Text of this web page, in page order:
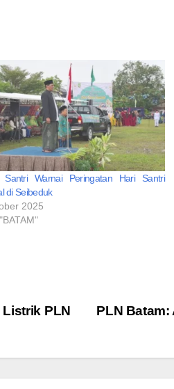
Santri Warnai Peringatan Hari Santri
di Seibeduk
2025
PLN
Listrik PLN